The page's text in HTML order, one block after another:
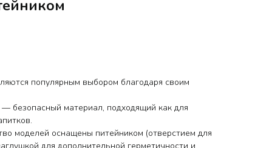
популярным выбором благодаря своим
безопасный материал, подходящий как для
моделей оснащены питейником (отверстием для
для дополнительной герметичности и